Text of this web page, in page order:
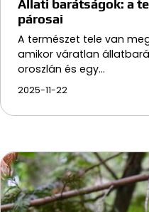
Állati barátságok: a
párosai
A természet tele van
amikor váratlan
oroszlán és egy…
2025-11-22